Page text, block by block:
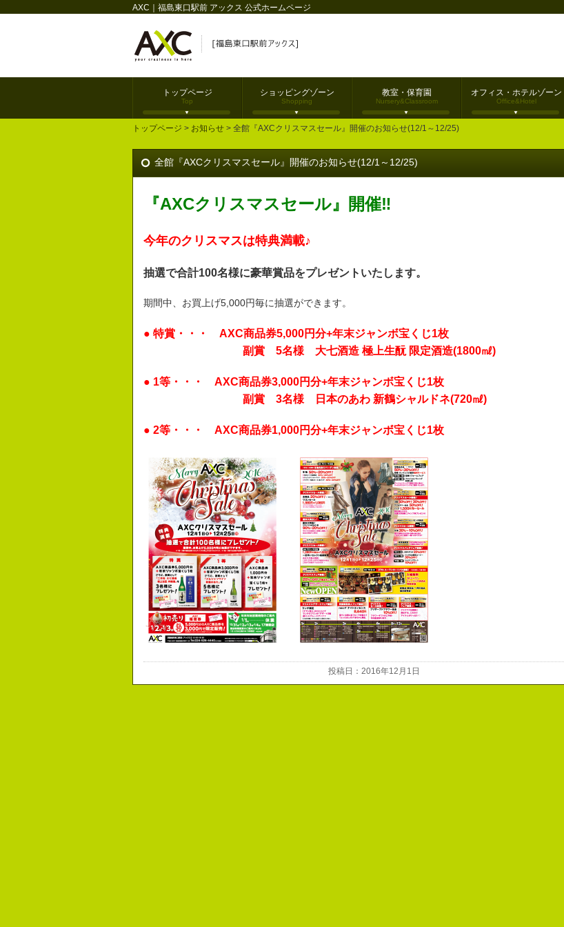
AXC｜福島東口駅前 アックス 公式ホームページ
トップページ
Top
ショッピングゾーン
Shopping
教室・保育園
Nursery&Classroom
オフィス・ホテルゾーン
Office&Hotel
トップページ > お知らせ > 全館『AXCクリスマスセール』開催のお知らせ(12/1～12/25)
全館『AXCクリスマスセール』開催のお知らせ(12/1～12/25)
『AXCクリスマスセール』開催‼
今年のクリスマスは特典満載♪
抽選で合計100名様に豪華賞品をプレゼントいたします。
期間中、お買上げ5,000円毎に抽選ができます。
● 特賞・・・ AXC商品券5,000円分+年末ジャンボ宝くじ1枚
副賞 5名様 大七酒造 極上生酛 限定酒造(1800㎖)
● 1等・・・
AXC商品券3,000円分+年末ジャンボ宝くじ1枚
副賞 3名様 日本のあわ 新鶴シャルドネ(720㎖)
● 2等・・・ AXC商品券1,000円分+年末ジャンボ宝くじ1枚
投稿日：2016年12月1日